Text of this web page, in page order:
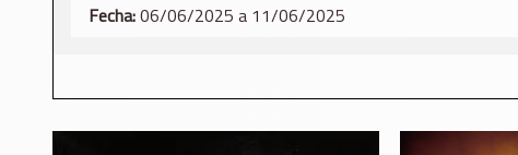
Fecha:06/06/2025 a 11/06/2025